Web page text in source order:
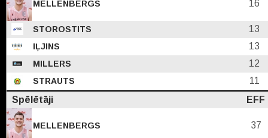
MELLENBERGS 16
STOROSTITS 13
IĻJINS 13
MILLERS 12
STRAUTS
11
Spēlētāji
EFF
MELLENBERGS 37